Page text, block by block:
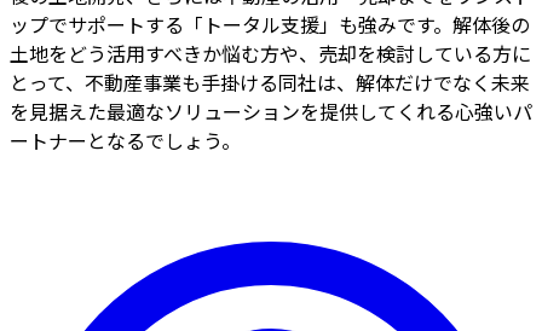
ップでサポートする「トータル支援」も強みです。解体後の
土地をどう活用すべきか悩む方や、売却を検討している方に
とって、不動産事業も手掛ける同社は、解体だけでなく未来
を見据えた最適なソリューションを提供してくれる心強いパ
ートナーとなるでしょう。